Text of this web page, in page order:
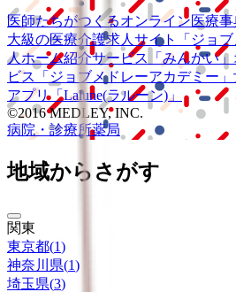
医師たちがつくるオンライン医療事
大級の医療介護求人サイト 「ジョ
人ホーム紹介サービス
「みんかい」
ビス
「ジョブメドレーアカデミー」
アプリ「Lalune(ラルーン)」
©2016 MEDLEY, INC.
病院・診療所薬局
地域からさがす
関東
東京都(1)
神奈川県(1)
埼玉県(3)